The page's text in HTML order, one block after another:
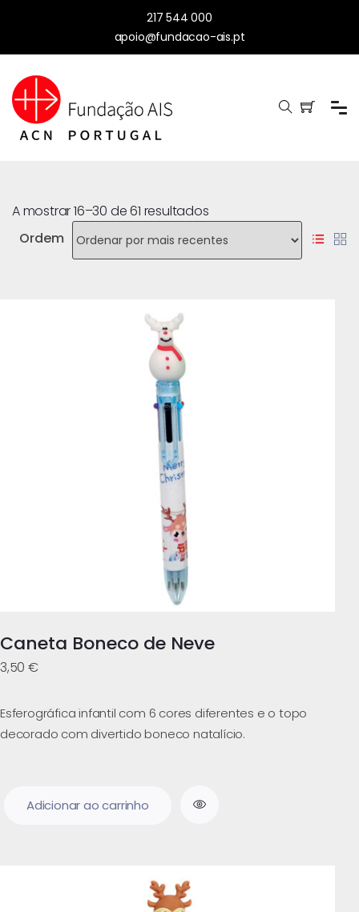
217 544 000
apoio@fundacao-ais.pt
A mostrar 16–30 de 61 resultados
Ordem
Caneta Boneco de Neve
3,50 €
Esferográfica infantil com 6 cores diferentes e o topo
decorado com divertido boneco natalício.
Adicionar ao carrinho